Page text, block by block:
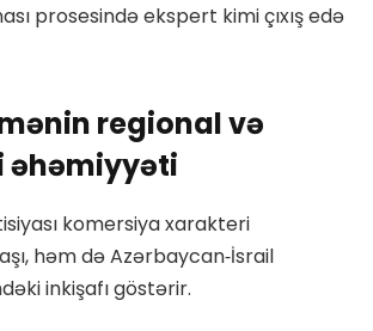
prosesində ekspert kimi çıxış edə
regional və
əhəmiyyəti
komersiya xarakteri
həm də Azərbaycan‑İsrail
inkişafı göstərir.